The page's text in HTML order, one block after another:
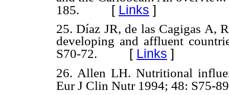
185. [ Links ]
25. Díaz JR, de las Cagigas A,
developing and affluent
S70-72. [ Links ]
26. Allen LH. Nutritional
Eur J Clin Nutr 1994; 48: S75-